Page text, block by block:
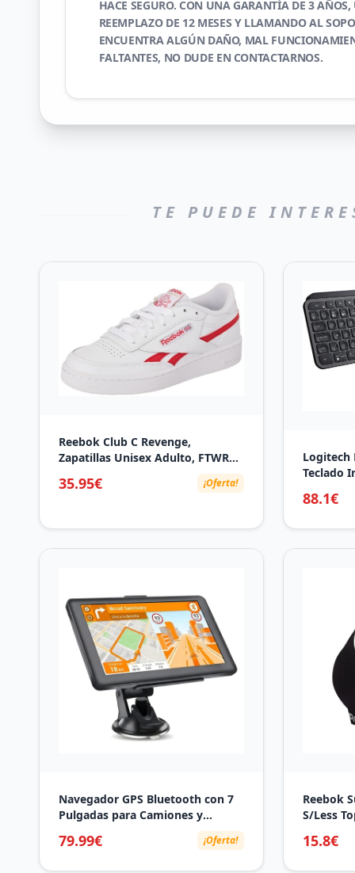
HACE SEGURO. CON UNA GARANTÍA DE 3 AÑOS,
REEMPLAZO DE 12 MESES Y LLAMANDO AL
ENCUENTRA ALGÚN DAÑO, MAL
FALTANTES, NO DUDE EN CONTACTARNOS.
TE PUEDE
Reebok Club C Revenge,
Zapatillas Unisex Adulto, FTWR
White Vector Red FTWR White, 42
EU
35.95€ ¡Oferta!
Logitech
Teclado
88.1€
Navegador GPS Bluetooth con 7
Pulgadas para Camiones y
Coches, Actualizaciones de Mapas
de Europa para Toda la Vida
79.99€ ¡Oferta!
Reebok
S/Less
15.8€